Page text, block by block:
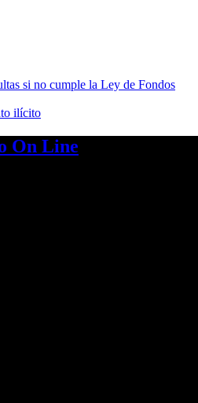
si no cumple la Ley de Fondos
ilícito
On Line